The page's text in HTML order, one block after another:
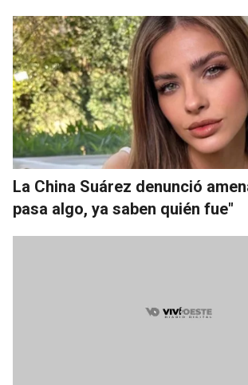
La China Suárez denunció
pasa algo, ya saben quién fue"